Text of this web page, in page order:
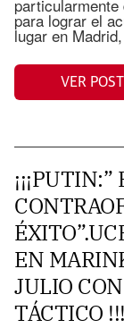
para lograr el
lugar en
VER POST
EN
JULIO
TÁCTICO